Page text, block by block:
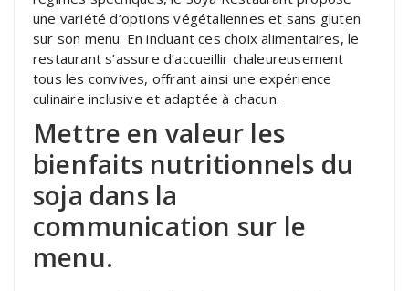
une variété d’options végétaliennes et sans gluten
sur son menu. En incluant ces choix alimentaires, le
restaurant s’assure d’accueillir chaleureusement
tous les convives, offrant ainsi une expérience
culinaire inclusive et adaptée à chacun.
Mettre en valeur les
bienfaits nutritionnels du
soja dans la
communication sur le
menu.